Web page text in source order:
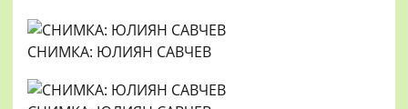
СНИМКА: ЮЛИЯН САВЧЕВ